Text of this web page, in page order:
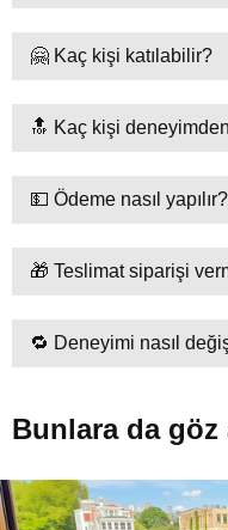
🤗 Kaç kişi katılabilir?
🔝 Kaç kişi
💵 Ödeme nasıl yapılır?
🎁 Teslimat siparişi
🔁 Deneyimi nasıl
Bunlara da göz